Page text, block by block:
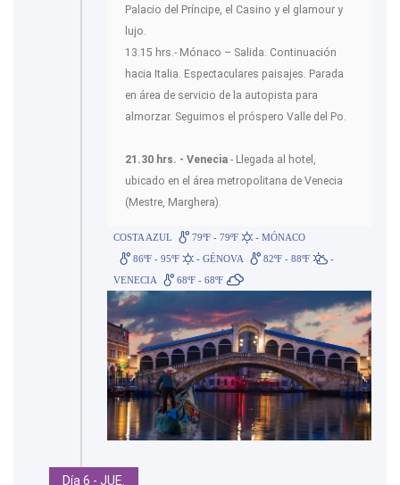
Palacio del Príncipe, el Casino y el glamour y
lujo.
13.15 hrs.- Mónaco – Salida. Continuación
hacia Italia. Espectaculares paisajes. Parada
en área de servicio de la autopista para
almorzar. Seguimos el próspero Valle del Po.
21.30 hrs. - Venecia - Llegada al hotel,
ubicado en el área metropolitana de Venecia
(Mestre, Marghera).
COSTA AZUL 79ºF - 79ºF
- MÓNACO
86ºF - 95ºF
- GÉNOVA 82ºF - 88ºF
-
VENECIA
68ºF - 68ºF
Día 6 - JUE.